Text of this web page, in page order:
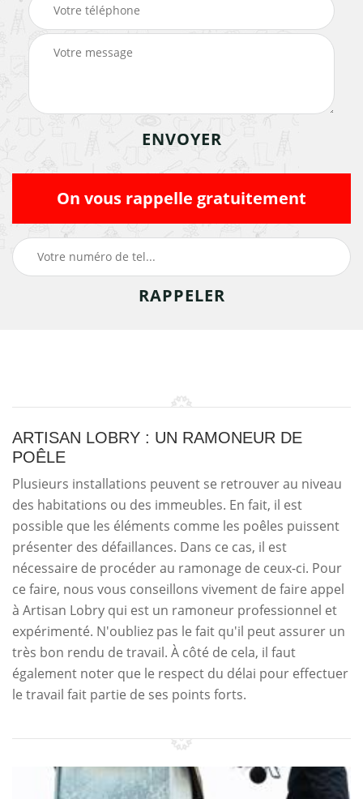
On vous rappelle gratuitement
ARTISAN LOBRY : UN RAMONEUR DE
POÊLE
Plusieurs installations peuvent se retrouver au niveau
des habitations ou des immeubles. En fait, il est
possible que les éléments comme les poêles puissent
présenter des défaillances. Dans ce cas, il est
nécessaire de procéder au ramonage de ceux-ci. Pour
ce faire, nous vous conseillons vivement de faire appel
à Artisan Lobry qui est un ramoneur professionnel et
expérimenté. N'oubliez pas le fait qu'il peut assurer un
très bon rendu de travail. À côté de cela, il faut
également noter que le respect du délai pour effectuer
le travail fait partie de ses points forts.